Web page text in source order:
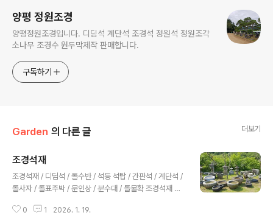
양평 정원조경
양평정원조경입니다. 디딤석 계단석 조경석 정원석 정원조각
소나무 조경수 원두막제작 판매합니다.
구독하기
Garden 의 다른 글 더보기
조경석재
조경석재 / 디딤석 / 돌수반 / 석등 석탑 / 간판석 / 계단석 /
돌사자 / 돌표주박 / 문인상 / 분수대 / 돌물확 조경석재 튼
이용한 계류형 분수대 만들기수목 사이에 포인트 역활로
0 1 2026. 1. 19.